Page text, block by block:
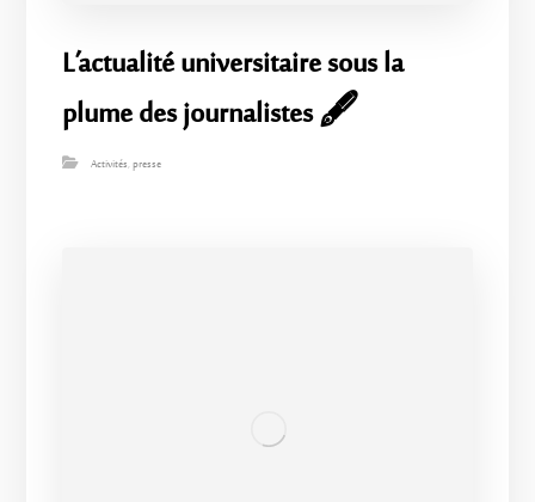
L’actualité universitaire sous la
plume des journalistes 🖋️
Activités,presse